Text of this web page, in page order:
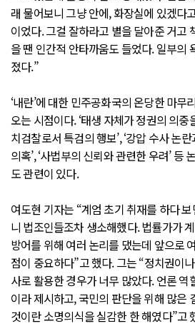
래 물어보니 그냥 안에, 화장실에 있겠다
이었다. 그걸 잘하라고 별을 달아준 거고
을 땐 인간적 안타까움도 들었다. 일부의
졌다.”
‘내란’에 대한 민주공화국의 온당한 마무
오는 시점이다. ‘태생 자체가 정권의 의
치검찰로서 특검의 행보’, ‘강압 수사 논
의혹’, ‘사법부의 신뢰와 관련한 우려’ 등
도 관련이 있다.
여도현 기자는 “계엄 초기 취재를 하다
니 법조인들조차 생소해했다. 법률가가
방어를 위해 여러 논리를 댔는데 앞으로
점이 중요하다”고 했다. 그는 “정치권이
사로 활용한 경우가 너무 많았다. 언론 역
이라 제시하고, 국민의 판단을 위해 많은
것이란 소명의식을 실감한 한 해였다”고